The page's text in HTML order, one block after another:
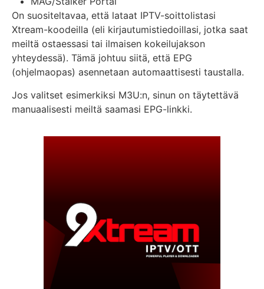
On suositeltavaa, että lataat IPTV-soittolistasi
Xtream-koodeilla (eli kirjautumistiedoillasi, jotka saat
meiltä ostaessasi tai ilmaisen kokeilujakson
yhteydessä). Tämä johtuu siitä, että EPG
(ohjelmaopas) asennetaan automaattisesti taustalla.
Jos valitset esimerkiksi M3U:n, sinun on täytettävä
manuaalisesti meiltä saamasi EPG-linkki.